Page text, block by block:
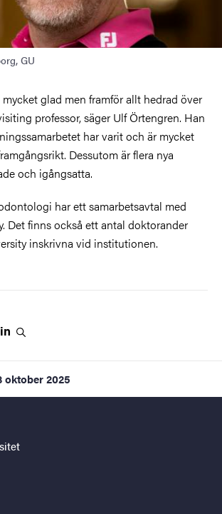
GU
glad men framför allt hedrad över
professor, säger Ulf Örtengren. Han
har varit och är mycket
Dessutom är flera nya
och igångsatta.
har ett samarbetsavtal med
Det finns också ett antal doktorander
inskrivna vid institutionen.
oktober 2025